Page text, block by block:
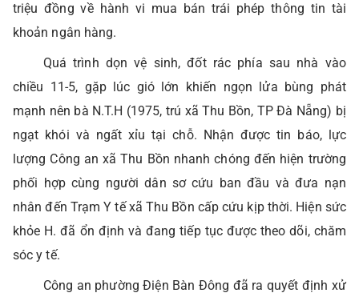
triệu đồng về hành vi mua bán trái phép thông tin tài
khoản ngân hàng.
Quá trình dọn vệ sinh, đốt rác phía sau nhà vào
chiều 11-5, gặp lúc gió lớn khiến ngọn lửa bùng phát
mạnh nên bà N.T.H (1975, trú xã Thu Bồn, TP Đà Nẵng) bị
ngạt khói và ngất xỉu tại chỗ. Nhận được tin báo, lực
lượng Công an xã Thu Bồn nhanh chóng đến hiện trường
phối hợp cùng người dân sơ cứu ban đầu và đưa nạn
nhân đến Trạm Y tế xã Thu Bồn cấp cứu kịp thời. Hiện sức
khỏe H. đã ổn định và đang tiếp tục được theo dõi, chăm
sóc y tế.
Công an phường Điện Bàn Đông đã ra quyết định xử